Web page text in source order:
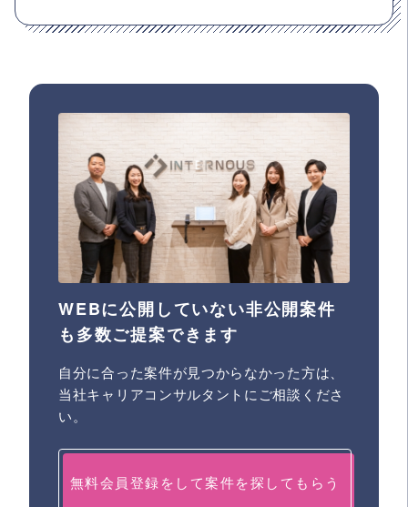
WEBに公開していない非公開案件
も多数ご提案できます
自分に合った案件が見つからなかった方は、
当社キャリアコンサルタントにご相談くださ
い。
無料会員登録をして案件を探してもらう